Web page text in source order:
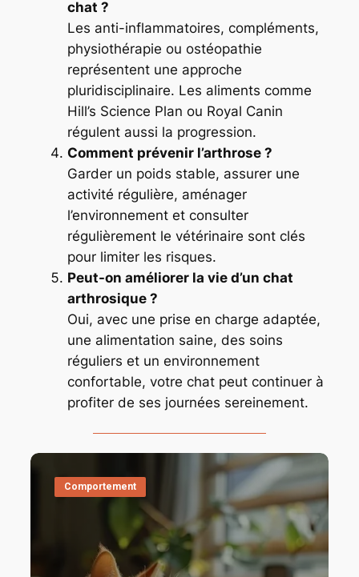
chat ?
Les anti-inflammatoires, compléments,
physiothérapie ou ostéopathie
représentent une approche
pluridisciplinaire. Les aliments comme
Hill’s Science Plan ou Royal Canin
régulent aussi la progression.
Comment prévenir l’arthrose ?
Garder un poids stable, assurer une
activité régulière, aménager
l’environnement et consulter
régulièrement le vétérinaire sont clés
pour limiter les risques.
Peut-on améliorer la vie d’un chat
arthrosique ?
Oui, avec une prise en charge adaptée,
une alimentation saine, des soins
réguliers et un environnement
confortable, votre chat peut continuer à
profiter de ses journées sereinement.
Comportement